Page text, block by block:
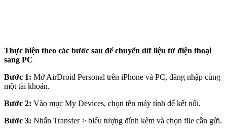
Thực hiện theo các bước sau để chuyển dữ liệu từ điện thoại
sang PC
Bước 1: Mở AirDroid Personal trên iPhone và PC, đăng nhập cùng
một tài khoản.
Bước 2: Vào mục My Devices, chọn tên máy tính để kết nối.
Bước 3: Nhấn Transfer > biểu tượng đính kèm và chọn file cần gửi.